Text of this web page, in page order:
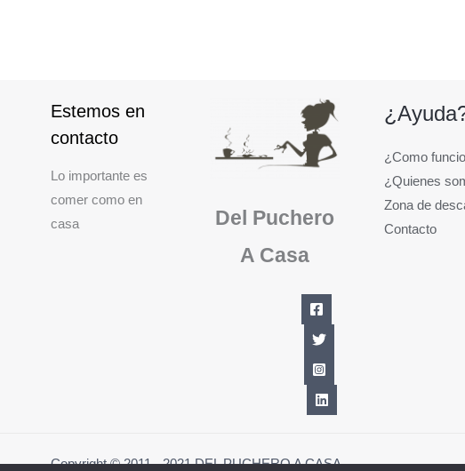
Estemos en
contacto
Lo importante es
comer como en
casa
Del Puchero
A Casa
¿Como
¿Quienes
Zona de
Contacto
Copyright © 2011 - 2021 DEL PUCHERO A CASA